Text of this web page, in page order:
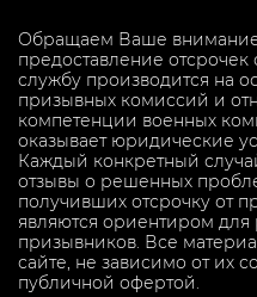
Обращаем Ваше
предоставление
службу производится на
призывных комиссий и
компетенции военных
оказывает юридические
Каждый конкретный
отзывы о решенных
получивших отсрочку от
являются ориентиром
призывников. Все
сайте, не зависимо от их
публичной офертой.